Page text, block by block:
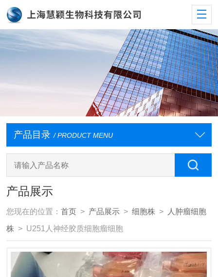
产品目录 / PRODUCT MENU
产品展示
您现在的位置：首页 > 产品展示 >细胞株 > 人肿瘤细胞
株 > U251人神经胶质细胞瘤细胞